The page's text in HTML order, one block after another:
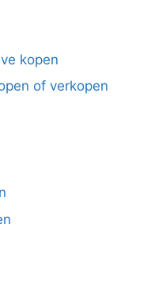
kopen
of verkopen